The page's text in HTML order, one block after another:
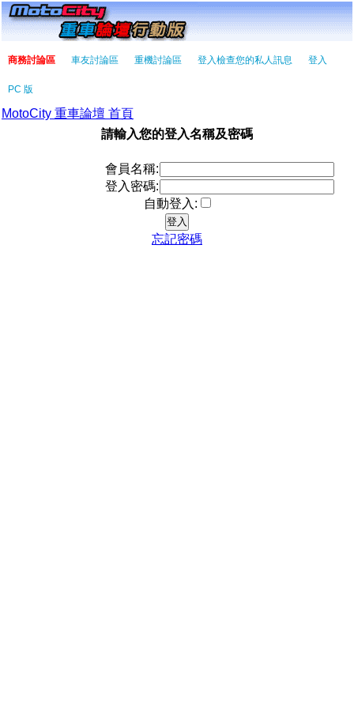
商務討論區 車友討論區 重機討論區 登入檢查您的私人訊息 登入
PC 版
MotoCity 重車論壇 首頁
請輸入您的登入名稱及密碼
會員名稱:
登入密碼:
自動登入:
忘記密碼